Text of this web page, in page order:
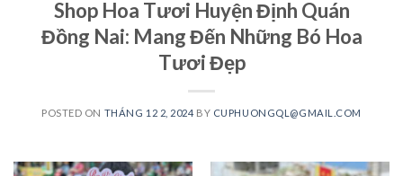
Shop Hoa Tươi Huyện Định Quán
Đồng Nai: Mang Đến Những Bó Hoa
Tươi Đẹp
POSTED ON THÁNG 12 2, 2024 BY CUPHUONGQL@GMAIL.COM